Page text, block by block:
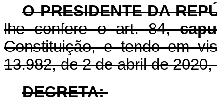
O PRESIDENTE DA
lhe confere o art. 84,
Constituição, e tendo em
13.982, de 2 de abril de 2020,
DECRETA: